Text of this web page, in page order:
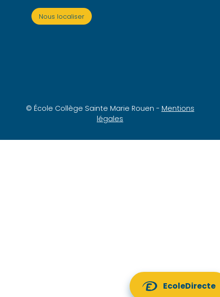
EcoleDirecte
Nous localiser
© École Collège Sainte Marie Rouen - Mentions
légales